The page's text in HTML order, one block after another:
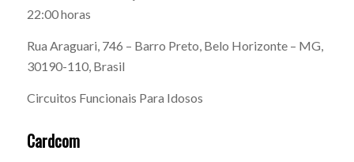
22:00 horas
Rua Araguari, 746 – Barro Preto, Belo Horizonte – MG,
30190-110, Brasil
Circuitos Funcionais Para Idosos
Cardcom